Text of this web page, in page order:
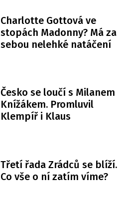
Charlotte Gottová ve
stopách Madonny? Má za
sebou nelehké natáčení
Česko se loučí s Milanem
Knížákem. Promluvil
Klempíř i Klaus
Třetí řada Zrádců se blíží.
Co vše o ní zatím víme?